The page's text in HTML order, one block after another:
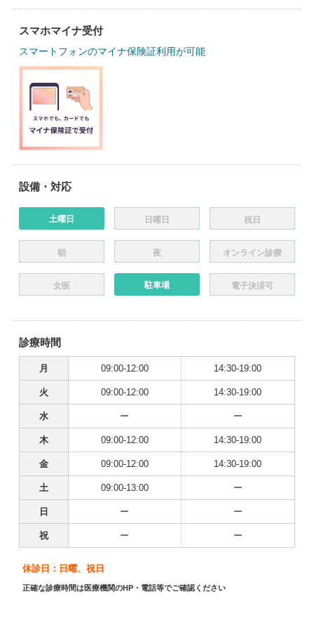
スマホマイナ受付
スマートフォンのマイナ保険証利用が可能
設備・対応
土曜日 日曜日 祝日
朝 夜 オンライン診療
女医 駐車場 電子決済可
診療時間
月 09:00-12:00 14:30-19:00
火 09:00-12:00 14:30-19:00
水 ー ー
木 09:00-12:00 14:30-19:00
金 09:00-12:00 14:30-19:00
土 09:00-13:00 ー
日 ー ー
祝 ー ー
休診日：日曜、祝日
正確な診療時間は医療機関のHP・電話等でご確認ください